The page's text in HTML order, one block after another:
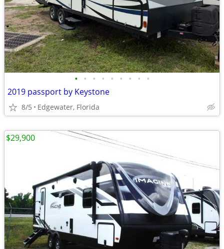
• • • • • • • • •
2019 passport by Keystone
8/5 Edgewater, Florida
$29,900